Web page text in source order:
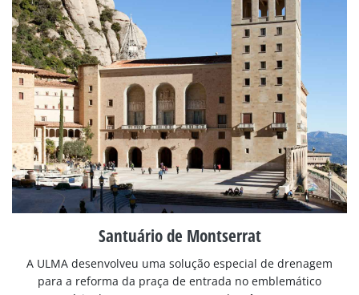
Santuário de Montserrat
A ULMA desenvolveu uma solução especial de drenagem
para a reforma da praça de entrada no emblemático